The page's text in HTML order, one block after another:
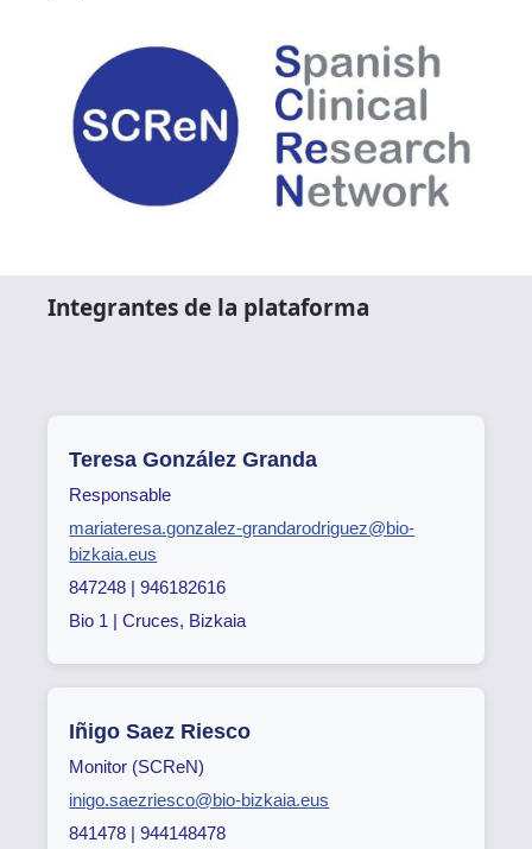
Integrantes de la plataforma
Teresa González Granda
Responsable
mariateresa.gonzalez-grandarodriguez@bio-
bizkaia.eus
847248 | 946182616
Bio 1 | Cruces, Bizkaia
Iñigo Saez Riesco
Monitor (SCReN)
inigo.saezriesco@bio-bizkaia.eus
841478 | 944148478